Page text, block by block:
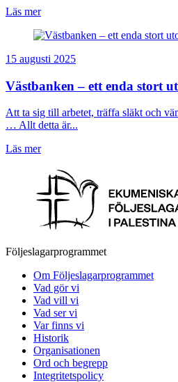
Läs mer
15 augusti 2025
Västbanken – ett enda stort
Att ta sig till arbetet, träffa släkt och
… Allt detta är...
Läs mer
Följeslagarprogrammet
Om Följeslagarprogrammet
Vad gör vi
Vad vill vi
Vad ser vi
Var finns vi
Historik
Organisationen
Ord och begrepp
Integritetspolicy